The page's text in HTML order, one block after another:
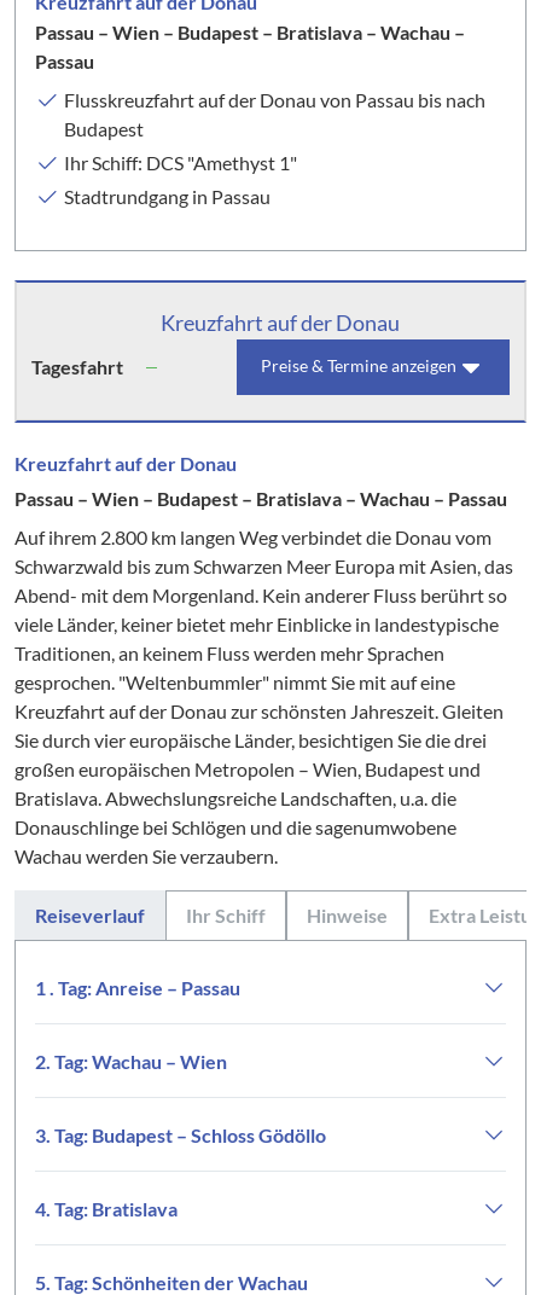
Passau – Wien – Budapest – Bratislava – Wachau –
Passau
Flusskreuzfahrt auf der Donau von Passau bis nach
Budapest
Ihr Schiff: DCS "Amethyst 1"
Stadtrundgang in Passau
Kreuzfahrt auf der Donau
Tagesfahrt Preise & Termine anzeigen
Kreuzfahrt auf der Donau
Passau – Wien – Budapest – Bratislava – Wachau – Passau
Auf ihrem 2.800 km langen Weg verbindet die Donau vom
Schwarzwald bis zum Schwarzen Meer Europa mit Asien, das
Abend- mit dem Morgenland. Kein anderer Fluss berührt so
viele Länder, keiner bietet mehr Einblicke in landestypische
Traditionen, an keinem Fluss werden mehr Sprachen
gesprochen. "Weltenbummler" nimmt Sie mit auf eine
Kreuzfahrt auf der Donau zur schönsten Jahreszeit. Gleiten
Sie durch vier europäische Länder, besichtigen Sie die drei
großen europäischen Metropolen – Wien, Budapest und
Bratislava. Abwechslungsreiche Landschaften, u.a. die
Donauschlinge bei Schlögen und die sagenumwobene
Wachau werden Sie verzaubern.
Reiseverlauf Ihr Schiff Hinweise Extra
1 . Tag: Anreise – Passau
2. Tag: Wachau – Wien
3. Tag: Budapest – Schloss Gödöllo
4. Tag: Bratislava
5. Tag: Schönheiten der Wachau